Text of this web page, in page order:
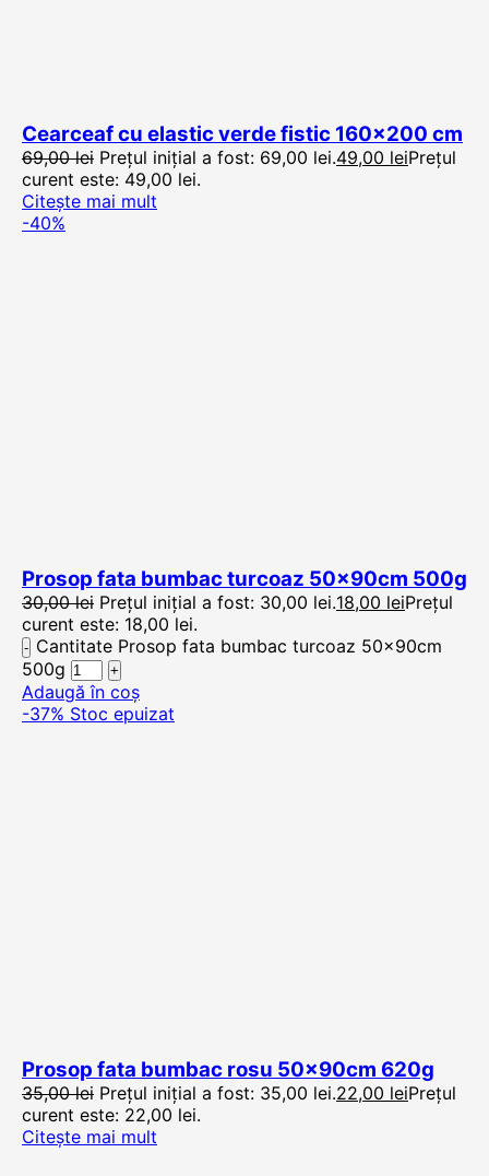
Cearceaf cu elastic verde fistic 160×200 cm
69,00lei Prețul inițial a fost: 69,00 lei.49,00 leiPrețul
curent este: 49,00 lei.
Citește mai mult
-40%
Prosop fata bumbac turcoaz 50x90cm 500g
30,00lei Prețul inițial a fost: 30,00 lei.18,00 leiPrețul
curent este: 18,00 lei.
Cantitate Prosop fata bumbac turcoaz 50x90cm
500g
Adaugă în coș
-37% Stoc epuizat
Prosop fata bumbac rosu 50x90cm 620g
35,00lei Prețul inițial a fost: 35,00 lei.22,00 leiPrețul
curent este: 22,00 lei.
Citește mai mult